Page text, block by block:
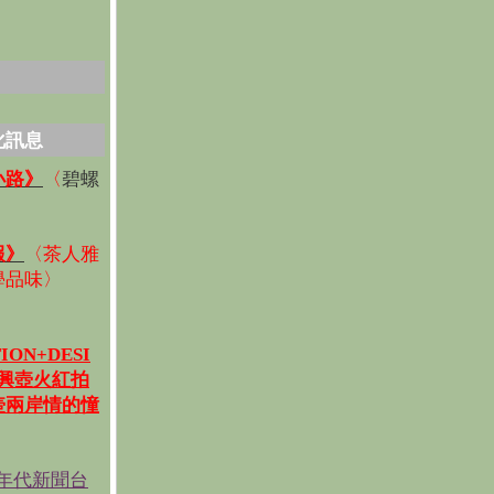
訊息
》 〈碧螺
〈茶人雅
味〉
壺火紅拍
岸情的憧
代新聞台